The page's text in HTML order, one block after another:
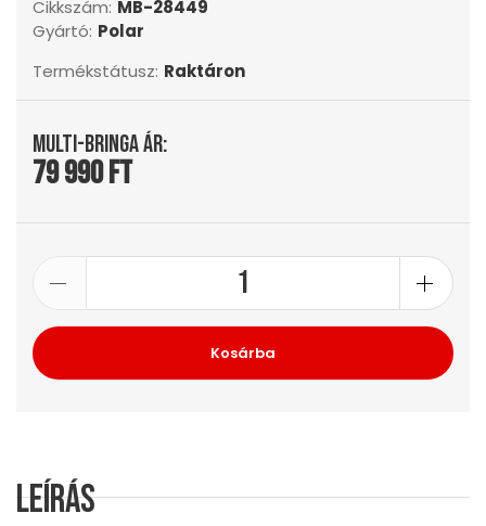
Cikkszám: MB-28449
Gyártó: Polar
Termékstátusz: Raktáron
Multi-Bringa ár:
79 990 Ft
Kosárba
Leírás